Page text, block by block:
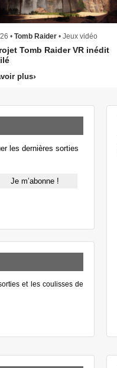
•Tomb Raider • Jeux vidéo
Tomb Raider VR inédit
plus
les dernières sorties
et les coulisses de